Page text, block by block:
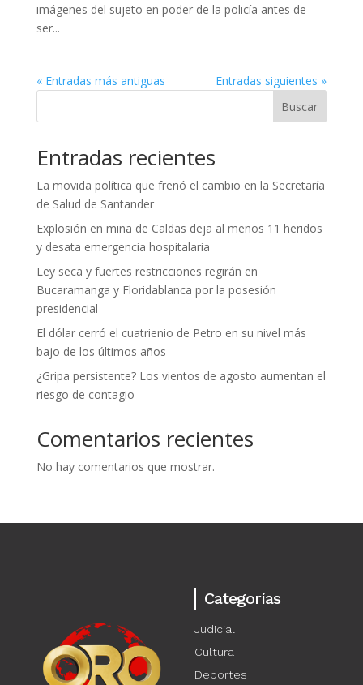
imágenes del sujeto en poder de la policía antes de
ser...
« Entradas más antiguas
Entradas siguientes »
Buscar
Entradas recientes
La movida política que frenó el cambio en la Secretaría
de Salud de Santander
Explosión en mina de Caldas deja al menos 11 heridos
y desata emergencia hospitalaria
Ley seca y fuertes restricciones regirán en
Bucaramanga y Floridablanca por la posesión
presidencial
El dólar cerró el cuatrienio de Petro en su nivel más
bajo de los últimos años
¿Gripa persistente? Los vientos de agosto aumentan el
riesgo de contagio
Comentarios recientes
No hay comentarios que mostrar.
Categorías
Judicial
Cultura
Deportes